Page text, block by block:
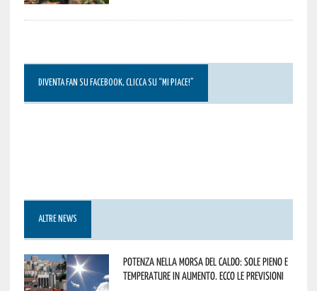
DIVENTA FAN SU FACEBOOK, CLICCA SU “MI PIACE!”
ALTRE NEWS
Potenza nella morsa del caldo: sole pieno e
temperature in aumento. Ecco le previsioni